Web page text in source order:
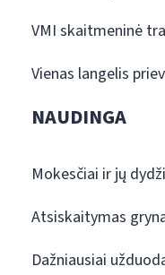
VMI skaitmeninė
Vienas langelis
NAUDINGA
Mokesčiai ir jų
Atsiskaitymas
Dažniausiai